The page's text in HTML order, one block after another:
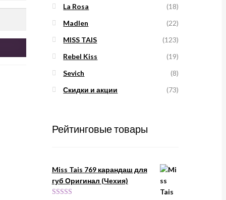
La Rosa
(18)
Madlen
(22)
MISS TAIS
(123)
Rebel Kiss
(19)
Sevich
(8)
Скидки и акции
(73)
Рейтинговые товары
Miss Tais 769 карандаш для
губ Оригинал (Чехия)